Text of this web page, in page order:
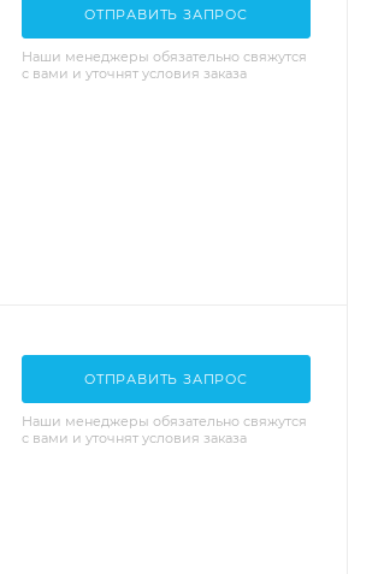
ОТПРАВИТЬ ЗАПРОС
Наши менеджеры обязательно свяжутся
с вами и уточнят условия заказа
ОТПРАВИТЬ ЗАПРОС
Наши менеджеры обязательно свяжутся
с вами и уточнят условия заказа